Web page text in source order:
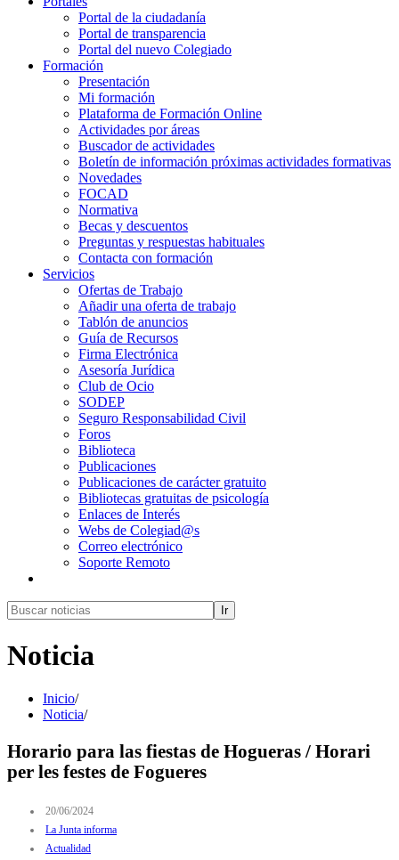
Portal de la ciudadanía
Portal de transparencia
Portal del nuevo Colegiado
Formación
Presentación
Mi formación
Plataforma de Formación Online
Actividades por áreas
Buscador de actividades
Boletín de información próximas actividades formativas
Novedades
FOCAD
Normativa
Becas y descuentos
Preguntas y respuestas habituales
Contacta con formación
Servicios
Ofertas de Trabajo
Añadir una oferta de trabajo
Tablón de anuncios
Guía de Recursos
Firma Electrónica
Asesoría Jurídica
Club de Ocio
SODEP
Seguro Responsabilidad Civil
Foros
Biblioteca
Publicaciones
Publicaciones de carácter gratuito
Bibliotecas gratuitas de psicología
Enlaces de Interés
Webs de Colegiad@s
Correo electrónico
Soporte Remoto
Ir
Noticia
Inicio/
Noticia/
Horario para las fiestas de Hogueras / Horari
per les festes de Fogueres
20/06/2024
La Junta informa
Actualidad